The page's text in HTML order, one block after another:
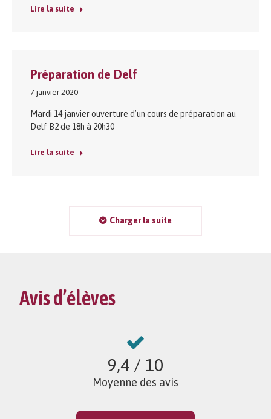
Lire la suite
Préparation de Delf
7 janvier 2020
Mardi 14 janvier ouverture d’un cours de préparation au
Delf B2 de 18h à 20h30
Lire la suite
Charger la suite
Avis d’élèves
9,4/ 10
Moyenne des avis